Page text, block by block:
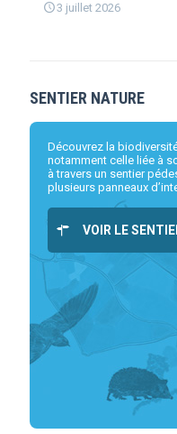
3 juillet 2026
SENTIER NATURE
Découvrez la
notamment celle liée à
à travers un sentier
plusieurs panneaux
VOIR LE